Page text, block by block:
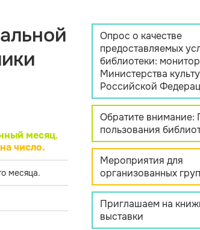
месяц.
число.
месяца.
Опрос о качестве
предоставляемых
библиотеки:
Министерства
Российской
Обратите внимание:
пользования
Мероприятия для
организованных
Приглашаем на
выставки